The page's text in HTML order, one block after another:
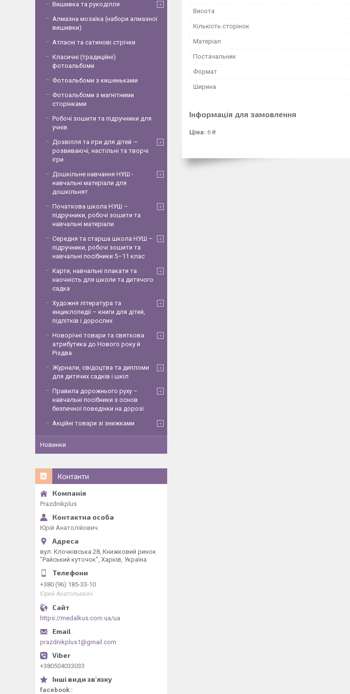
Висота
Кількість сторінок
Матеріал
Постачальник
Формат
Ширина
Інформація для замовлення
Ціна: 6 ₴
Вишивка та рукоділля
Алмазна мозаїка (набори алмазної
вишивки)
Атласні та сатинові стрічки
Класичні (традиційні)
фотоальбоми
Фотоальбоми з кишеньками
Фотоальбоми з магнітними
сторінками
Робочі зошити та підручники для
учнів
Дозвілля та ігри для дітей —
розвиваючі, настільні та творчі
ігри
Дошкільне навчання НУШ -
навчальні матеріали для
дошкільнят
Початкова школа НУШ –
підручники, робочі зошити та
навчальні матеріали
Середня та старша школа НУШ –
підручники, робочі зошити та
навчальні посібники 5–11 клас
Карти, навчальні плакати та
наочність для школи та дитячого
садка
Художня література та
енциклопедії – книги для дітей,
підлітків і дорослих
Новорічні товари та святкова
атрибутика до Нового року й
Різдва
Журнали, свідоцтва та дипломи
для дитячих садків і шкіл
Правила дорожнього руху –
навчальні посібники з основ
безпечної поведінки на дорозі
Акційні товари зі знижками
Новинки
Контакти
Рrazdnikplus
Юрій Анатолійович
вул. Клочківська 28, Книжковий ринок
"Райський куточок", Харків, Україна
+380 (96) 185-33-10
Юрий Анатольевич
https://medalkus.com.ua/ua
prazdnikplus1@gmail.com
+380504033033
facebook